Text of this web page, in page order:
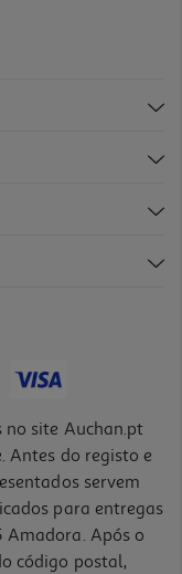
no site Auchan.pt
Antes do registo e
servem
para entregas
Após o
código postal,